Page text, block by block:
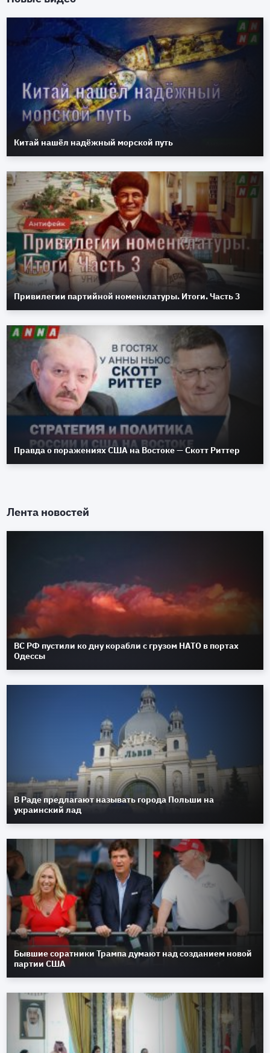
Китай нашёл надёжный морской путь
Привилегии партийной номенклатуры. Итоги. Часть 3
Правда о поражениях США на Востоке — Скотт Риттер
Лента новостей
ВС РФ пустили ко дну корабли с грузом НАТО в портах
Одессы
В Раде предлагают называть города Польши на
украинский лад
Бывшие соратники Трампа думают над созданием новой
партии США